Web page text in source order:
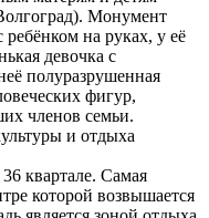
Монумент
на руках, у её
девочка с
полуразрушенная
фигур,
членов семьи.
и отдыха
квартале. Самая
которой возвышается